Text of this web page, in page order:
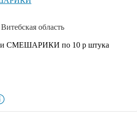
Витебская область
СМЕШАРИКИ по 10 р штука